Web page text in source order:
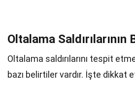
Oltalama
Oltalama saldırılarını tespit
bazı belirtiler vardır. İşte dikkat